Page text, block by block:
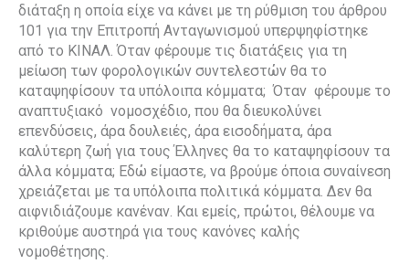
διάταξη η οποία είχε να κάνει με τη ρύθμιση του άρθρου
101 για την Επιτροπή Ανταγωνισμού υπερψηφίστηκε
από το ΚΙΝΑΛ. Όταν φέρουμε τις διατάξεις για τη
μείωση των φορολογικών συντελεστών θα το
καταψηφίσουν τα υπόλοιπα κόμματα; Όταν φέρουμε το
αναπτυξιακό νομοσχέδιο, που θα διευκολύνει
επενδύσεις, άρα δουλειές, άρα εισοδήματα, άρα
καλύτερη ζωή για τους Έλληνες θα το καταψηφίσουν τα
άλλα κόμματα; Εδώ είμαστε, να βρούμε όποια συναίνεση
χρειάζεται με τα υπόλοιπα πολιτικά κόμματα. Δεν θα
αιφνιδιάζουμε κανέναν. Και εμείς, πρώτοι, θέλουμε να
κριθούμε αυστηρά για τους κανόνες καλής
νομοθέτησης.